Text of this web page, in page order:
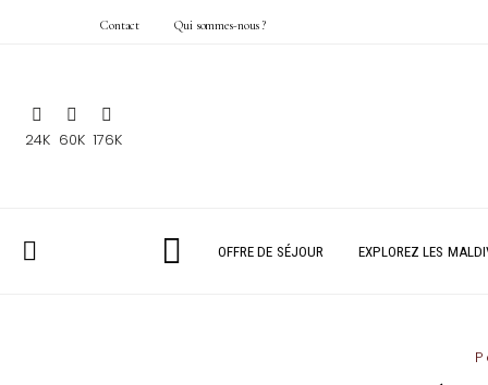
Contact Qui sommes-nous ?
24K 60K 176K
OFFRE DE SÉJOUR EXPLOREZ LES